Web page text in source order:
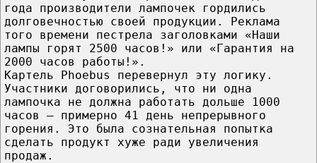
года производители лампочек гордились
долговечностью своей продукции. Реклама
того времени пестрела заголовками «Наши
лампы горят 2500 часов!» или «Гарантия на
2000 часов работы!».
Картель Phoebus перевернул эту логику.
Участники договорились, что ни одна
лампочка не должна работать дольше 1000
часов — примерно 41 день непрерывного
горения. Это была сознательная попытка
сделать продукт хуже ради увеличения
продаж.